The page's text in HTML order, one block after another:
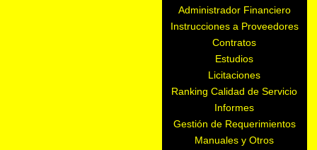
Administrador Financiero
Instrucciones a Proveedores
Contratos
Estudios
Licitaciones
Ranking Calidad de Servicio
Informes
Gestión de Requerimientos
Manuales y Otros